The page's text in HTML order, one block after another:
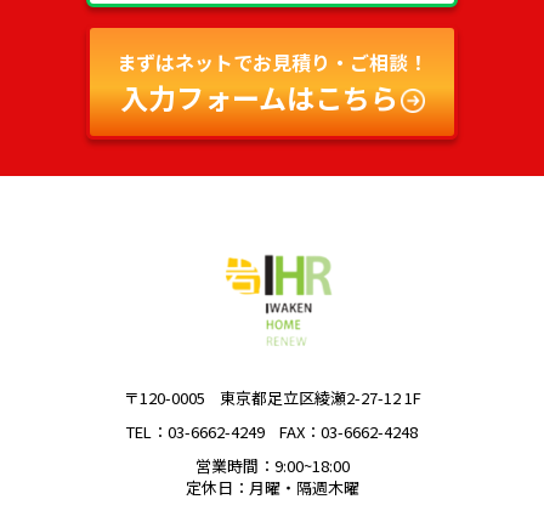
まずはネットでお見積り・ご相談！
入力フォームはこちら
〒120-0005
東京都足立区綾瀬2-27-12 1F
TEL：03-6662-4249
FAX：03-6662-4248
営業時間：9:00~18:00
定休日：月曜・隔週木曜